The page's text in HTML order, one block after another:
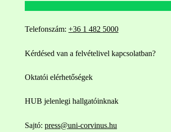
Telefonszám: +36 1 482 5000
Kérdésed van a felvételivel kapcsolatban?
Oktatói elérhetőségek
HUB jelenlegi hallgatóinknak
Sajtó: press@uni-corvinus.hu